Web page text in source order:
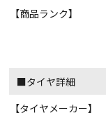
【商品ランク】
■タイヤ詳細
【タイヤメーカー】